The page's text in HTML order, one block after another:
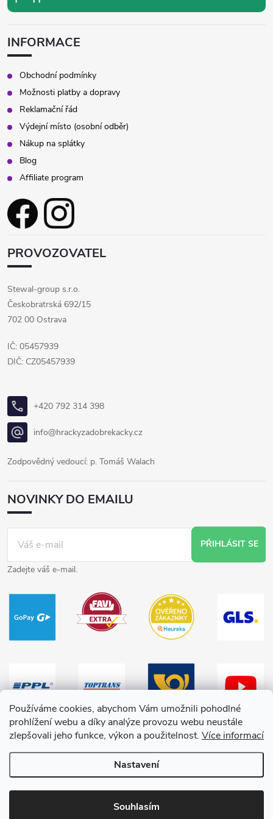
Používáme cookies, abychom Vám umožnili pohodlné
prohlížení webu a díky analýze provozu webu neustále
zlepšovali jeho funkce, výkon a použitelnost. Více informací
Nastavení
Souhlasím
v
y
v
ý
p
i
s
u
INFORMACE
Obchodní podmínky
Možnosti platby a dopravy
Reklamační řád
Výdejní místo (osobní odběr)
Nákup na splátky
Blog
Affiliate program
PROVOZOVATEL
Stewal-group s.r.o.
Českobratrská 692/15
702 00 Ostrava
IČ: 05457939
DIČ: CZ05457939
+420 792 314 398
info@hrackyzadobrekacky.cz
Zodpovědný vedoucí: p. Tomáš Walach
NOVINKY DO EMAILU
PŘIHLÁSIT SE
Zadejte váš e-mail.
Vytvořil Shoptet